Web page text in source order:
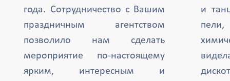
года. Сотрудничество с Вашим
праздничным агентством
позволило нам сделать
мероприятие по-настоящему
ярким, интересным и
и